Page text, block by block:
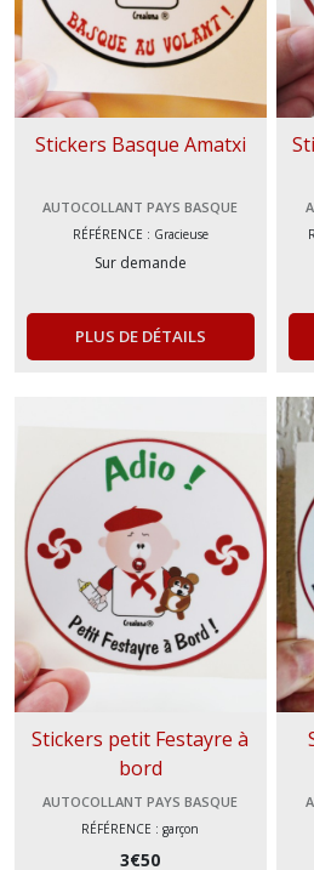
Stickers Basque Amatxi
AUTOCOLLANT PAYS BASQUE
RÉFÉRENCE : Gracieuse
Sur demande
PLUS DE DÉTAILS
Stickers petit Festayre à
bord
AUTOCOLLANT PAYS BASQUE
RÉFÉRENCE : garçon
3€50